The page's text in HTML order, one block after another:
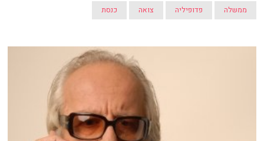
ממשלה פדופיליה צואה כנסת